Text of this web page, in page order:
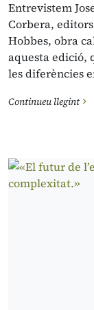
Entrevistem
Corbera,
Hobbes, obra
aquesta edició,
les diferències
Continueu llegint